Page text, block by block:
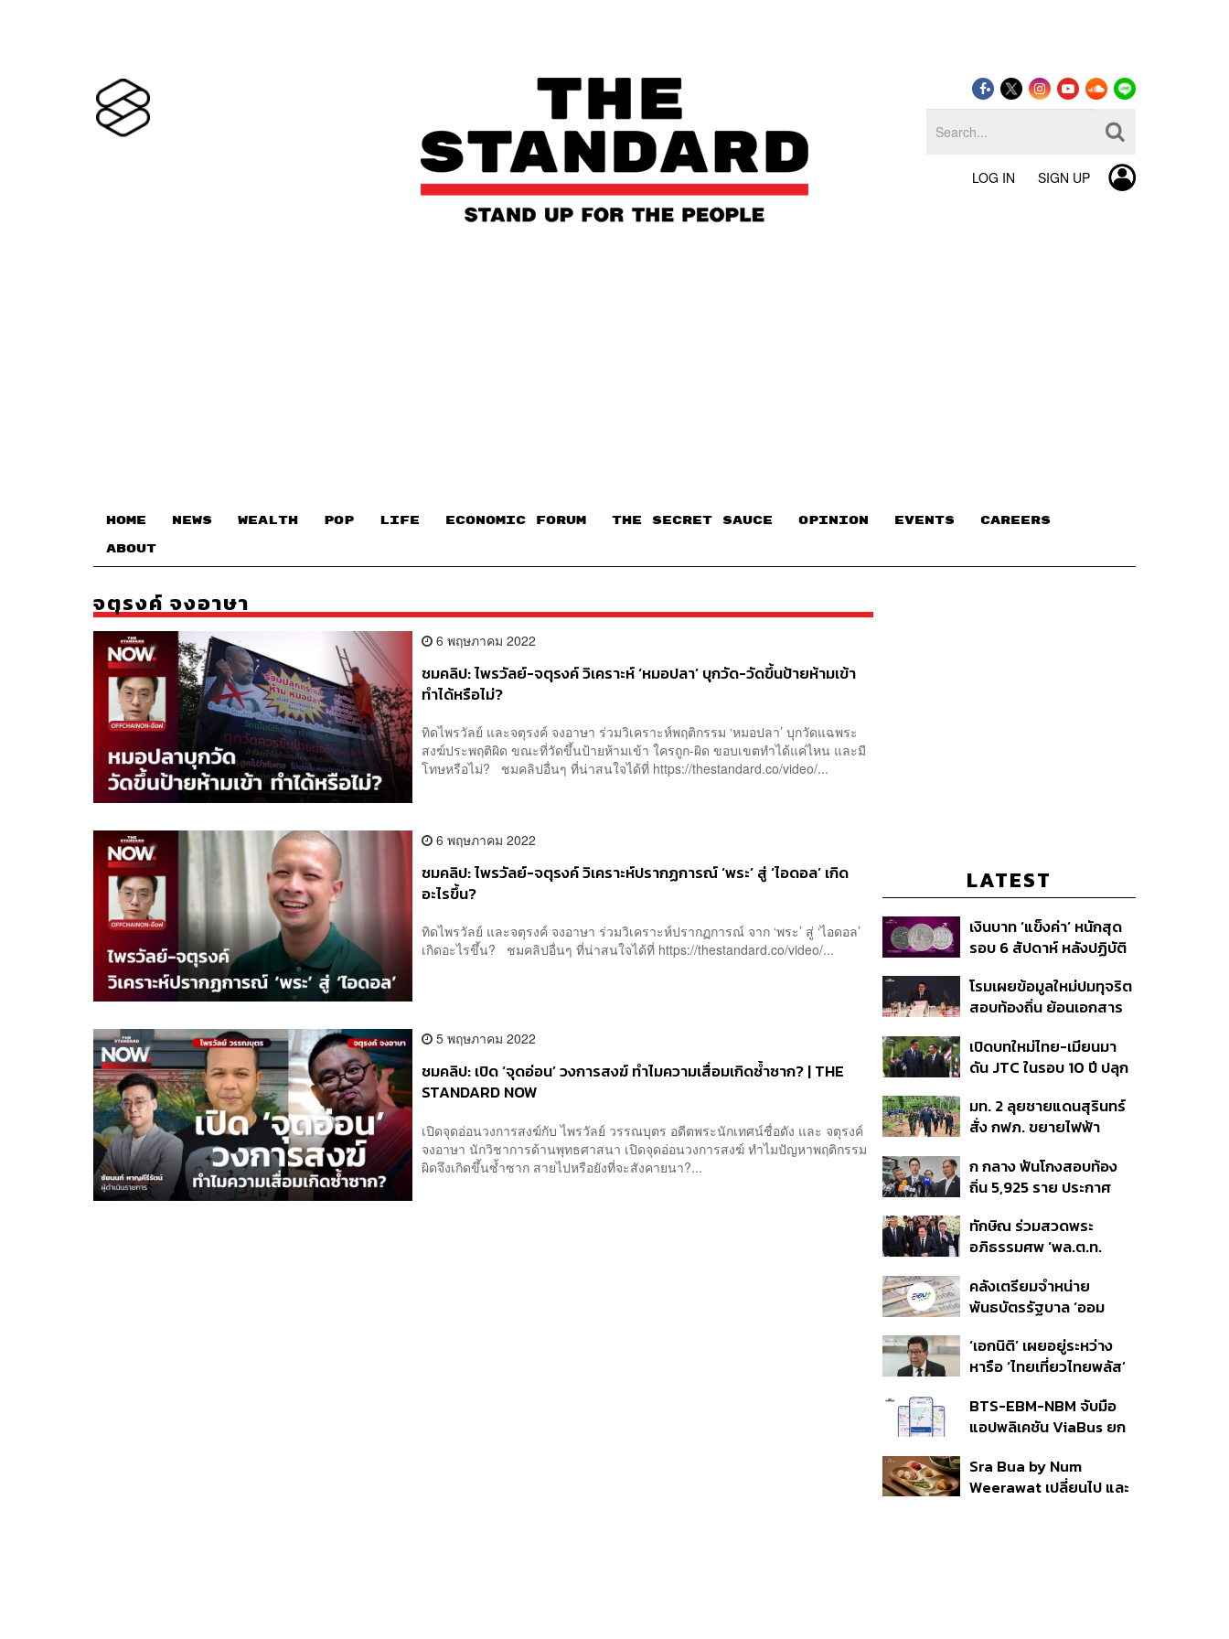
LOG IN SIGN UP
HOME NEWS WEALTH POP LIFE ECONOMIC FORUM THE SECRET SAUCE​ OPINION EVENTS CAREERS
ABOUT
จตุรงค์ จงอาษา
6 พฤษภาคม 2022
ชมคลิป: ไพรวัลย์-จตุรงค์ วิเคราะห์ ‘หมอปลา’ บุกวัด-วัดขึ้นป้ายห้ามเข้า
ทำได้หรือไม่?
ทิดไพรวัลย์ และจตุรงค์ จงอาษา ร่วมวิเคราะห์พฤติกรรม ‘หมอปลา’ บุกวัดแฉพระ
สงฆ์ประพฤติผิด ขณะที่วัดขึ้นป้ายห้ามเข้า ใครถูก-ผิด ขอบเขตทำได้แค่ไหน และมี
โทษหรือไม่? ชมคลิปอื่นๆ ที่น่าสนใจได้ที่ https://thestandard.co/video/...
6 พฤษภาคม 2022
ชมคลิป: ไพรวัลย์-จตุรงค์ วิเคราะห์ปรากฏการณ์ ‘พระ’ สู่ ‘ไอดอล’ เกิด
อะไรขึ้น?
ทิดไพรวัลย์ และจตุรงค์ จงอาษา ร่วมวิเคราะห์ปรากฏการณ์ จาก ‘พระ’ สู่ ‘ไอดอล’
เกิดอะไรขึ้น? ชมคลิปอื่นๆ ที่น่าสนใจได้ที่ https://thestandard.co/video/...
5 พฤษภาคม 2022
ชมคลิป: เปิด ‘จุดอ่อน’ วงการสงฆ์ ทำไมความเสื่อมเกิดซ้ำซาก? | THE
STANDARD NOW
เปิดจุดอ่อนวงการสงฆ์กับ ไพรวัลย์ วรรณบุตร อดีตพระนักเทศน์ชื่อดัง และ จตุรงค์
จงอาษา นักวิชาการด้านพุทธศาสนา เปิดจุดอ่อนวงการสงฆ์ ทำไมปัญหาพฤติกรรม
ผิดจึงเกิดขึ้นซ้ำซาก สายไปหรือยังที่จะสังคายนา?...
LATEST
เงินบาท ‘แข็งค่า’ หนักสุด
รอบ 6 สัปดาห์ หลังปฏิบัติ
สหรัฐฯ-ญี่ปุ่น Standard
Chartered เปิดเป้าสิ้นปีนี้
ต่อดอลลาร์
โรมเผยข้อมูลใหม่ปมทุจริต
สอบท้องถิ่น ย้อนเอกสาร
อนุทิน จ่อสอบต่อเอี่ยว
ตัดตอน ม.บูรพา หรือไม่
เปิดบทใหม่ไทย-เมียนมา
ดัน JTC ในรอบ 10 ปี ปลุก
ชายแดน ท่าเรือน้ำลึก
ทวาย
มท. 2 ลุยชายแดนสุรินทร์
สั่ง กฟภ. ขยายไฟฟ้า
350’ เสริมความมั่นคง
ชายแดน
ก กลาง ฟันโกงสอบท้อง
ถิ่น 5,925 ราย ประกาศ
ราย รอ ป.ป.ช. ขีดเส้นแล้ว
เสร็จ 31 ส.ค.
ทักษิณ ร่วมสวดพระ
อภิธรรมศพ ‘พล.ต.ท.
สิน’ สิริอายุ 103 ปี แกนนำ
เพื่อไทย-บุคคลหลาก
คลังเตรียมจำหน่าย
พันธบัตรรัฐบาล ‘ออม
ก.ย.นี้ อาจเพิ่มสัดส่วนการ
ขายแบบ Small Lot First
‘เอกนิติ’ เผยอยู่ระหว่าง
หารือ ‘ไทยเที่ยวไทยพลัส’
แสนล้าน มั่นใจงบต่อ ‘ไทย
ช่วยไทย พลัส’ เฟส 2 มี
BTS-EBM-NBM จับมือ
แอปพลิเคชัน ViaBus ยก
รถไฟฟ้า 3 สายแบบเรียล
ไทม์
Sra Bua by Num
Weerawat เปลี่ยนไป และ